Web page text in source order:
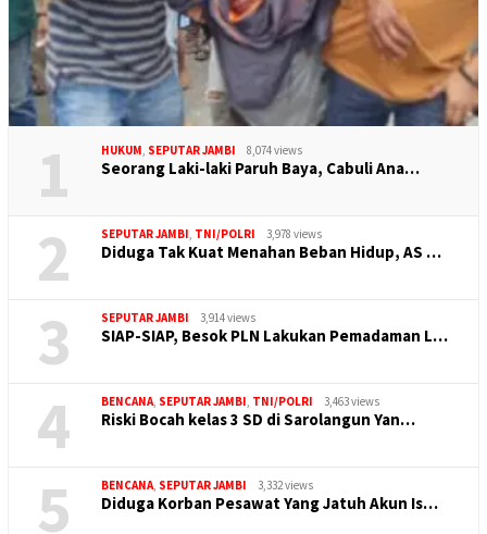
1 HUKUM, SEPUTAR JAMBI 8,074 views
Seorang Laki-laki Paruh Baya, Cabuli Ana…
2 SEPUTAR JAMBI, TNI/POLRI 3,978 views
Diduga Tak Kuat Menahan Beban Hidup, AS …
3 SEPUTAR JAMBI 3,914 views
SIAP-SIAP, Besok PLN Lakukan Pemadaman L…
4 BENCANA, SEPUTAR JAMBI, TNI/POLRI 3,463 views
Riski Bocah kelas 3 SD di Sarolangun Yan…
5 BENCANA, SEPUTAR JAMBI 3,332 views
Diduga Korban Pesawat Yang Jatuh Akun Is…